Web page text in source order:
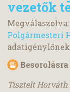
vezetők
Megválaszolva:
Polgármesteri
Tisztelt